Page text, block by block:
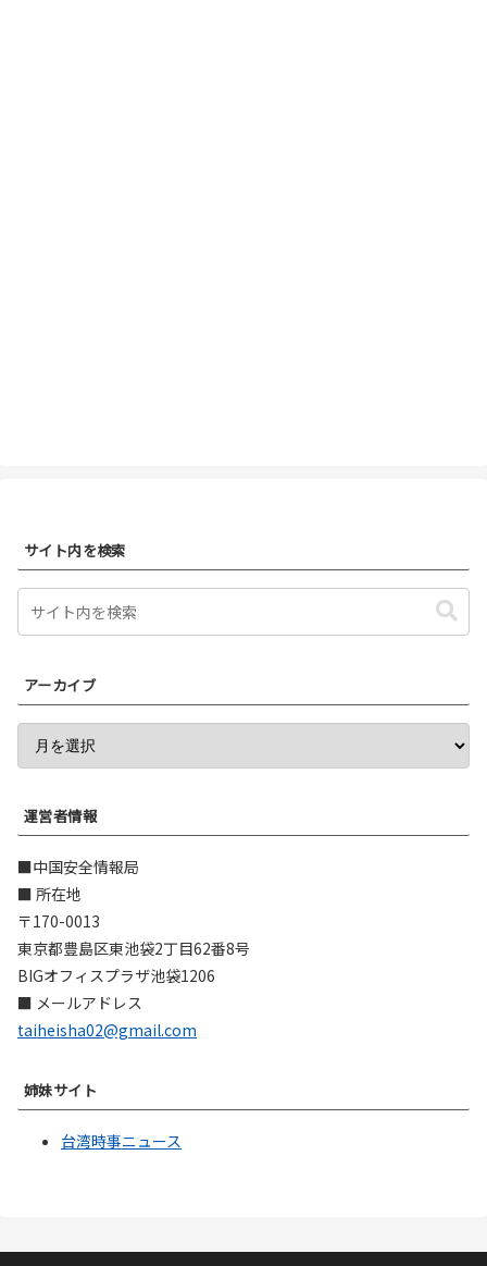
サイト内を検索
アーカイブ
運営者情報
■中国安全情報局
■ 所在地
〒170-0013
東京都豊島区東池袋2丁目62番8号
BIGオフィスプラザ池袋1206
■ メールアドレス
taiheisha02@gmail.com
姉妹サイト
台湾時事ニュース